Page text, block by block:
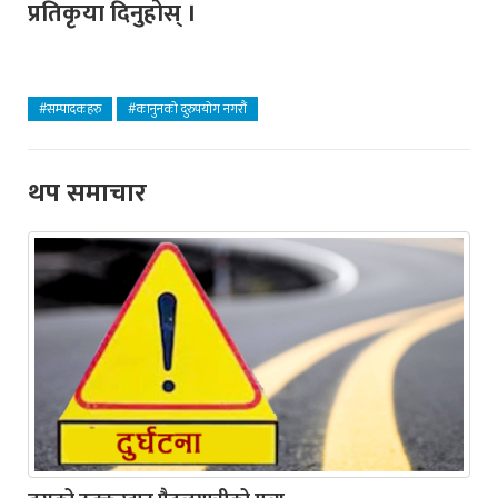
प्रतिकृया दिनुहोस् ।
#सम्पादकहरु #कानुनको दुरुपयोग नगरौं
थप समाचार